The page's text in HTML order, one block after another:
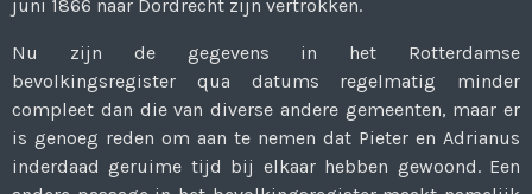
juni 1866 naar Dordrecht zijn vertrokken.
Nu zijn de gegevens in het Rotterdamse
bevolkingsregister qua datums regelmatig minder
compleet dan die van diverse andere gemeenten, maar er
is genoeg reden om aan te nemen dat Pieter en Adrianus
inderdaad geruime tijd bij elkaar hebben gewoond. Een